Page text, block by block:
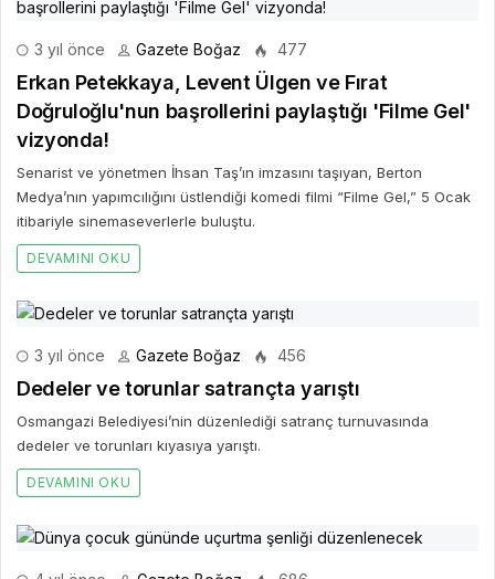
3 yıl önce Gazete Boğaz 477
Erkan Petekkaya, Levent Ülgen ve Fırat
Doğruloğlu'nun başrollerini paylaştığı 'Filme Gel'
vizyonda!
Senarist ve yönetmen İhsan Taş’ın imzasını taşıyan, Berton
Medya’nın yapımcılığını üstlendiği komedi filmi “Filme Gel,” 5 Ocak
itibariyle sinemaseverlerle buluştu.
DEVAMINI OKU
3 yıl önce Gazete Boğaz 456
Dedeler ve torunlar satrançta yarıştı
Osmangazi Belediyesi’nin düzenlediği satranç turnuvasında
dedeler ve torunları kıyasıya yarıştı.
DEVAMINI OKU